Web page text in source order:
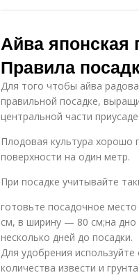
Айва японская
Правила
Для того чтобы айва
правильной посадке,
центральной части
Плодовая культура хорошо
поверхности на один метр.
При посадке учитывайте
готовьте посадочное
см, в ширину — 80 см;на дно
несколько дней до посадки.
Для удобрения
количества извести и грунта.